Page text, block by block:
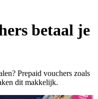
betaal je
Prepaid vouchers zoals
dit makkelijk.